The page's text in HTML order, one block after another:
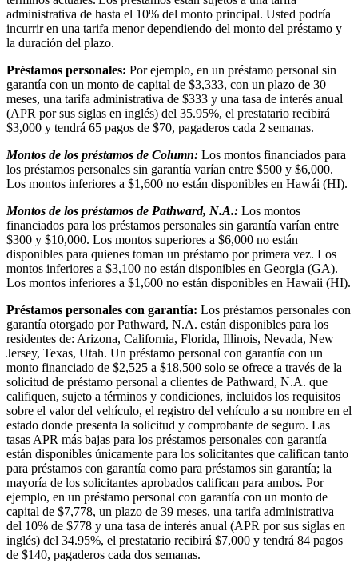
administrativa de hasta el 10% del monto principal. Usted podría
incurrir en una tarifa menor dependiendo del monto del préstamo y
la duración del plazo.
Préstamos personales: Por ejemplo, en un préstamo personal sin
garantía con un monto de capital de $3,333, con un plazo de 30
meses, una tarifa administrativa de $333 y una tasa de interés anual
(APR por sus siglas en inglés) del 35.95%, el prestatario recibirá
$3,000 y tendrá 65 pagos de $70, pagaderos cada 2 semanas.
Montos de los préstamos de Column: Los montos financiados para
los préstamos personales sin garantía varían entre $500 y $6,000.
Los montos inferiores a $1,600 no están disponibles en Hawái (HI).
Montos de los préstamos de Pathward, N.A.: Los montos
financiados para los préstamos personales sin garantía varían entre
$300 y $10,000. Los montos superiores a $6,000 no están
disponibles para quienes toman un préstamo por primera vez. Los
montos inferiores a $3,100 no están disponibles en Georgia (GA).
Los montos inferiores a $1,600 no están disponibles en Hawaii (HI).
Préstamos personales con garantía: Los préstamos personales con
garantía otorgado por Pathward, N.A. están disponibles para los
residentes de: Arizona, California, Florida, Illinois, Nevada, New
Jersey, Texas, Utah. Un préstamo personal con garantía con un
monto financiado de $2,525 a $18,500 solo se ofrece a través de la
solicitud de préstamo personal a clientes de Pathward, N.A. que
califiquen, sujeto a términos y condiciones, incluidos los requisitos
sobre el valor del vehículo, el registro del vehículo a su nombre en el
estado donde presenta la solicitud y comprobante de seguro. Las
tasas APR más bajas para los préstamos personales con garantía
están disponibles únicamente para los solicitantes que califican tanto
para préstamos con garantía como para préstamos sin garantía; la
mayoría de los solicitantes aprobados califican para ambos. Por
ejemplo, en un préstamo personal con garantía con un monto de
capital de $7,778, un plazo de 39 meses, una tarifa administrativa
del 10% de $778 y una tasa de interés anual (APR por sus siglas en
inglés) del 34.95%, el prestatario recibirá $7,000 y tendrá 84 pagos
de $140, pagaderos cada dos semanas.